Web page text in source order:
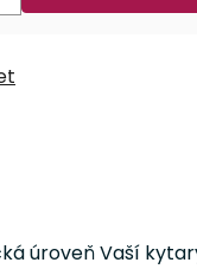
úroveň Vaší